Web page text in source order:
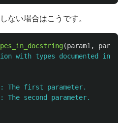
ない場合はこうです。
(param1 , param2
with types documented in
The first parameter.
The second parameter.